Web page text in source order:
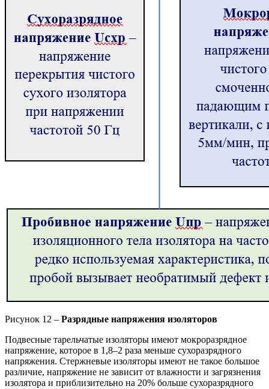
Рисунок 12 – Разрядные напряжения изоляторов
Подвесные тарельчатые изоляторы имеют мокроразрядное
напряжение, которое в 1,8–2 раза меньше сухоразрядного
напряжения. Стержневые изоляторы имеют не такое большое
различие, напряжение не зависит от влажности и загрязнения
изолятора и приблизительно на 20% больше сухоразрядного